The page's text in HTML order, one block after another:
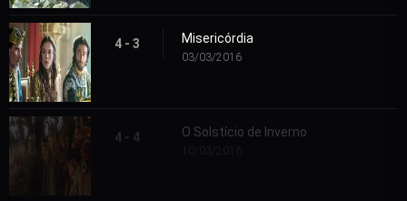
4 - 3 Misericórdia
03/03/2016
4 - 4 O Solstício de Inverno